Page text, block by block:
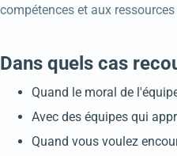
compétences et aux
Dans quels cas
Quand le moral de
Avec des équipes qui
Quand vous voulez